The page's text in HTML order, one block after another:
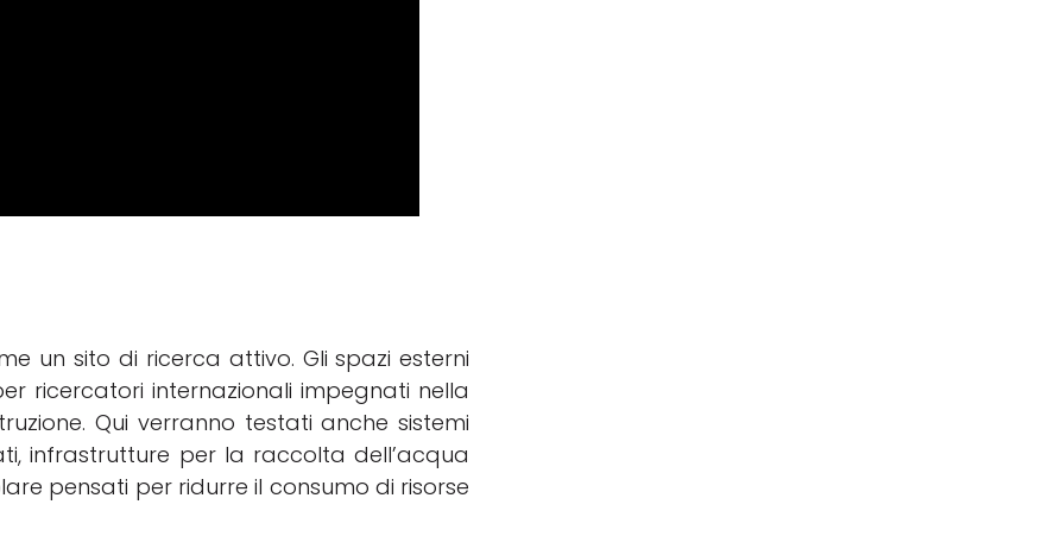
un sito di ricerca attivo. Gli spazi esterni
ricercatori internazionali impegnati nella
Qui verranno testati anche sistemi
infrastrutture per la raccolta dell’acqua
pensati per ridurre il consumo di risorse